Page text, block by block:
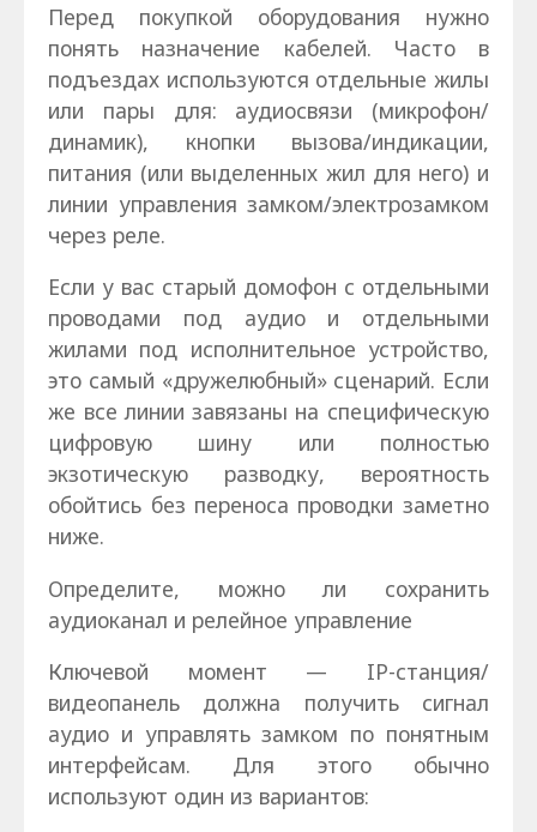
Перед покупкой оборудования нужно
понять назначение кабелей. Часто в
подъездах используются отдельные жилы
или пары для: аудиосвязи (микрофон/
динамик), кнопки вызова/индикации,
питания (или выделенных жил для него) и
линии управления замком/электрозамком
через реле.
Если у вас старый домофон с отдельными
проводами под аудио и отдельными
жилами под исполнительное устройство,
это самый «дружелюбный» сценарий. Если
же все линии завязаны на специфическую
цифровую шину или полностью
экзотическую разводку, вероятность
обойтись без переноса проводки заметно
ниже.
Определите, можно ли сохранить
аудиоканал и релейное управление
Ключевой момент — IP-станция/
видеопанель должна получить сигнал
аудио и управлять замком по понятным
интерфейсам. Для этого обычно
используют один из вариантов: